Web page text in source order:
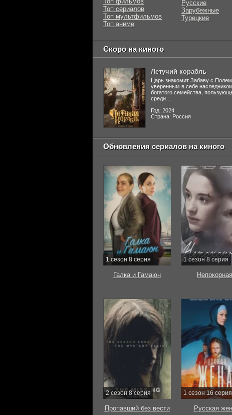
Топ сериалов
Топ мультфильмов
Топ аниме
Русские
Зарубежные
Турецкие
Скоро на киного
Летучий корабль
Царь знакомит Забаву с
уверенным в себе наследником
богатого семейства,
среди...
Год: 2024
Страна: Россия
Обновления сериалов на киного
1 сезон 8 серия
Галка и Гамаюн
1 сезон 8 серия
Непокорная
2 сезон 8 серия
Пропавший без вести
1 сезон 16 серия
Русская